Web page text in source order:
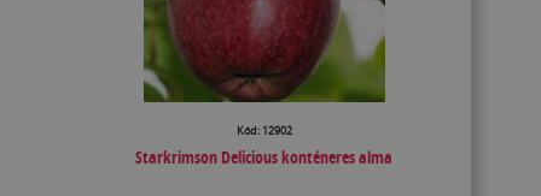
Kód: 12902
Starkrimson Delicious konténeres alma